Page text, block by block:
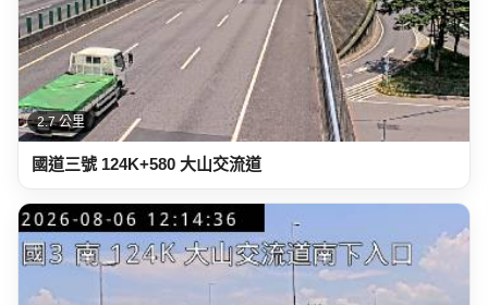
2.7 公里
國道三號 124K+580 大山交流道